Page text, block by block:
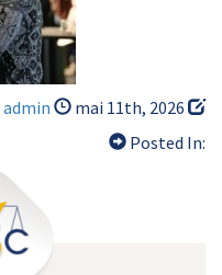
admin
mai 11th, 2026
Posted In: